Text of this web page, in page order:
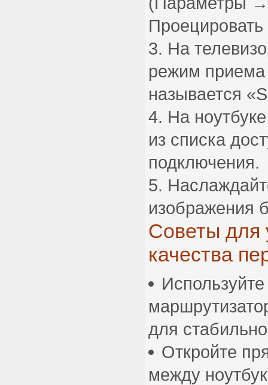
На
режим приема
называется
На
из списка
подключения.
изображения
Советы для
качества
для
Откройте
между